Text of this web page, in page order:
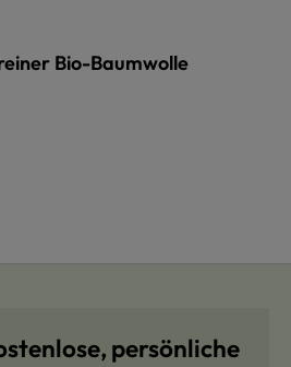
Bio-Baumwolle
persönliche